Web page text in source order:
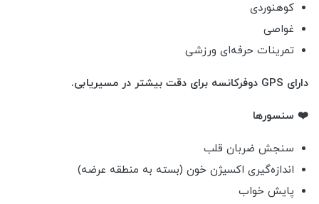
کوهنوردی
غواصی
تمرینات حرفه‌ای ورزشی
دارای GPS دوفرکانسه برای دقت بیشتر در مسیر‌یابی.
❤️ سنسورها
سنجش ضربان قلب
اندازه‌گیری اکسیژن خون (بسته به منطقه عرضه)
پایش خواب